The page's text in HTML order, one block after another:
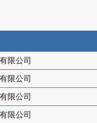
限公司
限公司
限公司
限公司